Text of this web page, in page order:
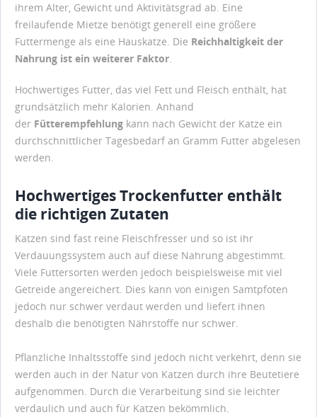
ihrem Alter, Gewicht und Aktivitätsgrad ab. Eine
freilaufende Mietze benötigt generell eine größere
Futtermenge als eine Hauskatze. Die Reichhaltigkeit der
Nahrung ist ein weiterer Faktor.
Hochwertiges Futter, das viel Fett und Fleisch enthält, hat
grundsätzlich mehr Kalorien. Anhand
der Fütterempfehlung kann nach Gewicht der Katze ein
durchschnittlicher Tagesbedarf an Gramm Futter abgelesen
werden.
Hochwertiges Trockenfutter enthält
die richtigen Zutaten
Katzen sind fast reine Fleischfresser und so ist ihr
Verdauungssystem auch auf diese Nahrung abgestimmt.
Viele Futtersorten werden jedoch beispielsweise mit viel
Getreide angereichert. Dies kann von einigen Samtpfoten
jedoch nur schwer verdaut werden und liefert ihnen
deshalb die benötigten Nährstoffe nur schwer.
Pflanzliche Inhaltsstoffe sind jedoch nicht verkehrt, denn sie
werden auch in der Natur von Katzen durch ihre Beutetiere
aufgenommen. Durch die Verarbeitung sind sie leichter
verdaulich und auch für Katzen bekömmlich.